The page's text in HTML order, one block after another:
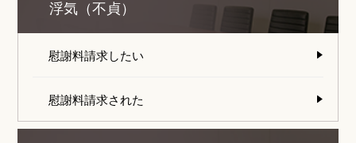
浮気（不貞）
慰謝料請求したい
慰謝料請求された